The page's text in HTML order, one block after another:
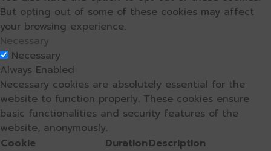
But opting out of some of these cookies may affect
your browsing experience.
Necessary
Necessary
Always Enabled
Necessary cookies are absolutely essential for the
website to function properly. These cookies ensure
basic functionalities and security features of the
website, anonymously.
Cookie
DurationDescription